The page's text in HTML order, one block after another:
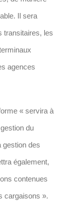
Il sera
transitaires, les
agences
« servira à
du
gestion des
également,
contenues
cargaisons ».